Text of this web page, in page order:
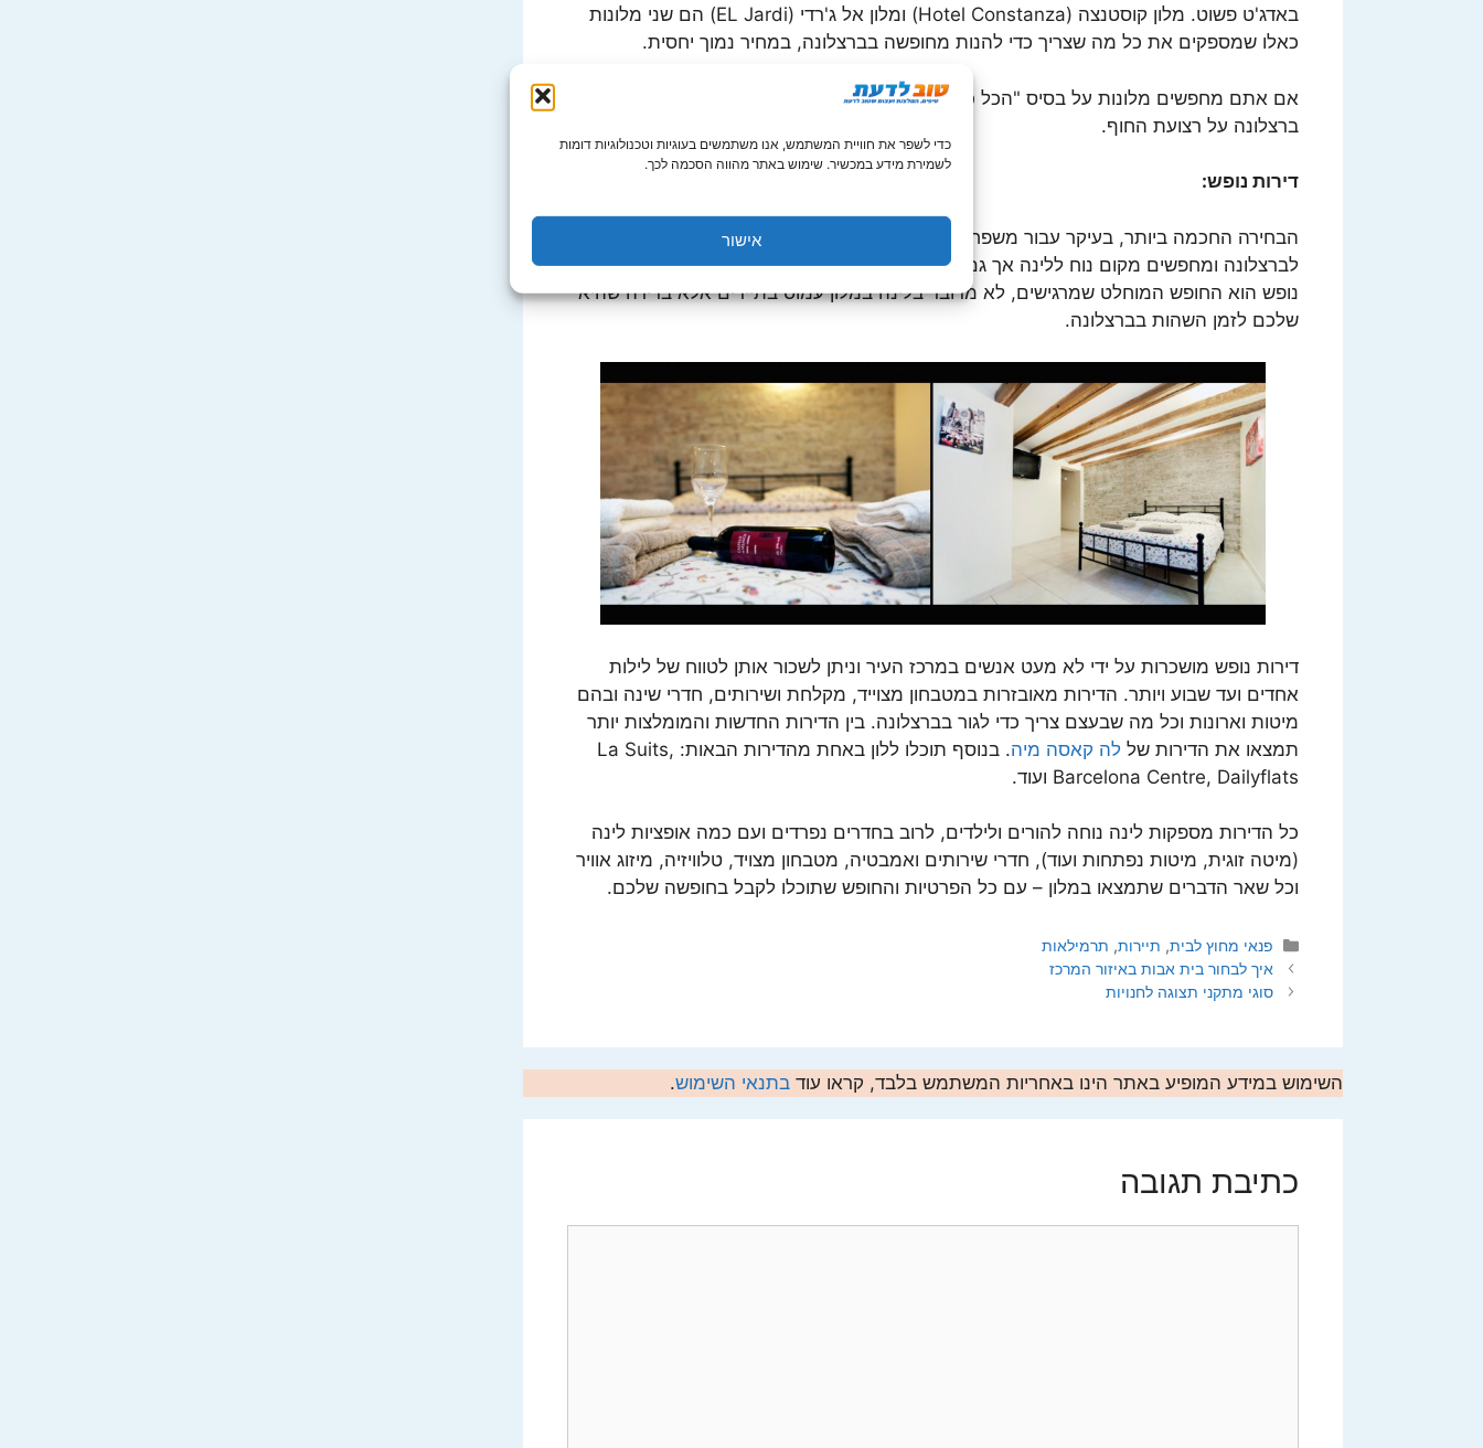
כדי לשפר את חוויית המשתמש, אנו משתמשים בעוגיות וטכנולוגיות דומות
לשמירת מידע במכשיר. שימוש באתר מהווה הסכמה לכך.
אישור
באדג'ט פשוט. מלון קוסטנצה (Hotel Constanza) ומלון אל ג'רדי (EL Jardi) הם שני מלונות
כאלו שמספקים את כל מה שצריך כדי להנות מחופשה בברצלונה, במחיר נמוך יחסית.
אם אתם מחפשים מלונות על בסיס "הכל כלול" תמצאו לא מעט כאלו בערים הסובבות את
ברצלונה על רצועת החוף.
דירות נופש:
הבחירה החכמה ביותר, בעיקר עבור משפחות עם ילדים או קבוצה של חברים שמגיעים יחד
לברצלונה ומחפשים מקום נוח ללינה אך גם מרווח ומשפחתי. היתרון המרכזי של לינה בדירת
נופש הוא החופש המוחלט שמרגישים, לא מדובר בלינה במלון עמוס בתיירים אלא בדירה שהיא
שלכם לזמן השהות בברצלונה.
דירות נופש מושכרות על ידי לא מעט אנשים במרכז העיר וניתן לשכור אותן לטווח של לילות
אחדים ועד שבוע ויותר. הדירות מאובזרות במטבחון מצוייד, מקלחת ושירותים, חדרי שינה ובהם
מיטות וארונות וכל מה שבעצם צריך כדי לגור בברצלונה. בין הדירות החדשות והמומלצות יותר
תמצאו את הדירות של לה קאסה מיה
. בנוסף תוכלו ללון באחת מהדירות הבאות: La Suits,
Barcelona Centre, Dailyflats ועוד.
כל הדירות מספקות לינה נוחה להורים ולילדים, לרוב בחדרים נפרדים ועם כמה אופציות לינה
(מיטה זוגית, מיטות נפתחות ועוד), חדרי שירותים ואמבטיה, מטבחון מצויד, טלוויזיה, מיזוג אוויר
וכל שאר הדברים שתמצאו במלון – עם כל הפרטיות והחופש שתוכלו לקבל בחופשה שלכם.
קטגוריות
פנאי מחוץ לבית, תיירות, תרמילאות
איך לבחור בית אבות באיזור המרכז
סוגי מתקני תצוגה לחנויות
השימוש במידע המופיע באתר הינו באחריות המשתמש בלבד, קראו עוד בתנאי השימוש.
כתיבת תגובה